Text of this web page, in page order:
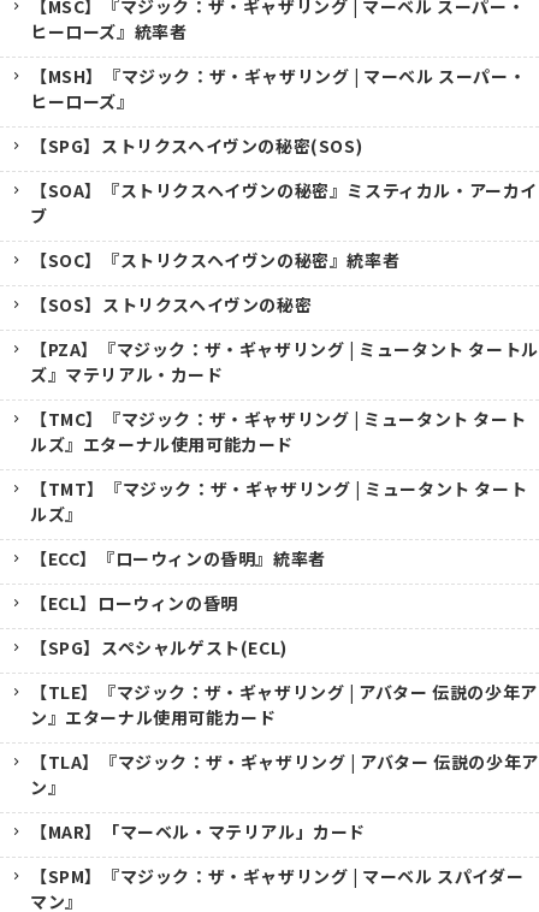
【MSC】『マジック：ザ・ギャザリング | マーベル スーパー・
ヒーローズ』統率者
【MSH】『マジック：ザ・ギャザリング | マーベル スーパー・
ヒーローズ』
【SPG】ストリクスヘイヴンの秘密(SOS)
【SOA】『ストリクスヘイヴンの秘密』ミスティカル・アーカイ
ブ
【SOC】『ストリクスヘイヴンの秘密』統率者
【SOS】ストリクスヘイヴンの秘密
【PZA】『マジック：ザ・ギャザリング | ミュータント タートル
ズ』マテリアル・カード
【TMC】『マジック：ザ・ギャザリング | ミュータント タート
ルズ』エターナル使用可能カード
【TMT】『マジック：ザ・ギャザリング | ミュータント タート
ルズ』
【ECC】『ローウィンの昏明』統率者
【ECL】ローウィンの昏明
【SPG】スペシャルゲスト(ECL)
【TLE】『マジック：ザ・ギャザリング | アバター 伝説の少年ア
ン』エターナル使用可能カード
【TLA】『マジック：ザ・ギャザリング | アバター 伝説の少年ア
ン』
【MAR】「マーベル・マテリアル」カード
【SPM】『マジック：ザ・ギャザリング | マーベル スパイダー
マン』